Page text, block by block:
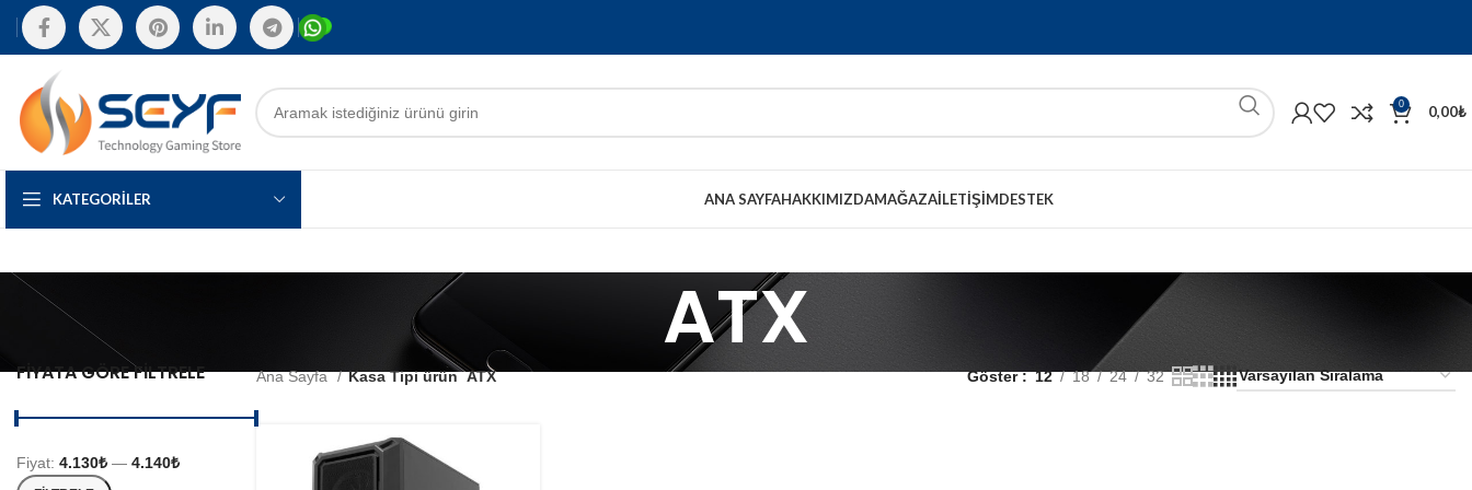
0 0,00₺
KATEGORILER ANA SAYFAHAKKIMIZDAMAĞAZAİLETIŞIMDESTEK
ATX
FIYATA GÖRE FILTRELE
Fiyat: 4.130₺ — 4.140₺
Ana Sayfa Kasa Tipi ürün ATX Göster 12 18 24 32